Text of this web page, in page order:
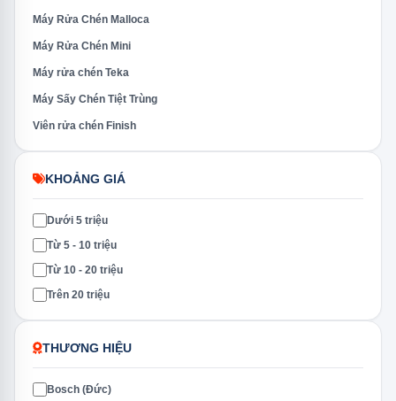
Máy Rửa Chén Malloca
Máy Rửa Chén Mini
Máy rửa chén Teka
Máy Sấy Chén Tiệt Trùng
Viên rửa chén Finish
KHOẢNG GIÁ
Dưới 5 triệu
Từ 5 - 10 triệu
Từ 10 - 20 triệu
Trên 20 triệu
THƯƠNG HIỆU
Bosch (Đức)